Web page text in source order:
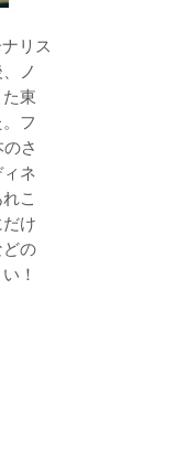
リス
ノ
東
フ
さ
ネ
こ
け
の
！